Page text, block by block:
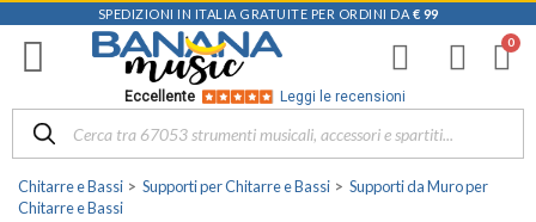
SPEDIZIONI IN ITALIA GRATUITE PER ORDINI DA € 99
Eccellente Leggi le recensioni
Chitarre e Bassi Supporti per Chitarre e Bassi
Supporti da Muro per
Chitarre e Bassi